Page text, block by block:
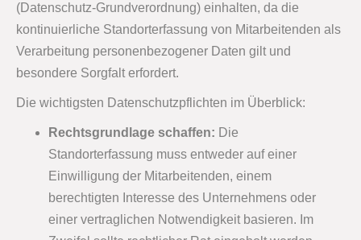
(Datenschutz-Grundverordnung) einhalten, da die
kontinuierliche Standorterfassung von Mitarbeitenden als
Verarbeitung personenbezogener Daten gilt und
besondere Sorgfalt erfordert.
Die wichtigsten Datenschutzpflichten im Überblick:
Rechtsgrundlage schaffen: Die
Standorterfassung muss entweder auf einer
Einwilligung der Mitarbeitenden, einem
berechtigten Interesse des Unternehmens oder
einer vertraglichen Notwendigkeit basieren. Im